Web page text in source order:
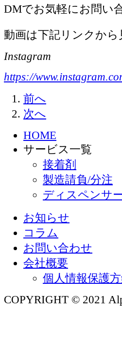
DMでお気軽にお問い
動画は下記リンクから
Instagram
https://
前へ
次へ
HOME
サービス一覧
接着剤
製造請負/分注
ディスペンサ
お知らせ
コラム
お問い合わせ
会社概要
個人情報保護
COPYRIGHT © 2021